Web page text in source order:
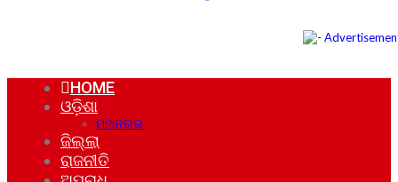
HOME
ଓଡ଼ିଶା
ମହାନଗର
ଜିଲ୍ଲା
ରାଜନୀତି